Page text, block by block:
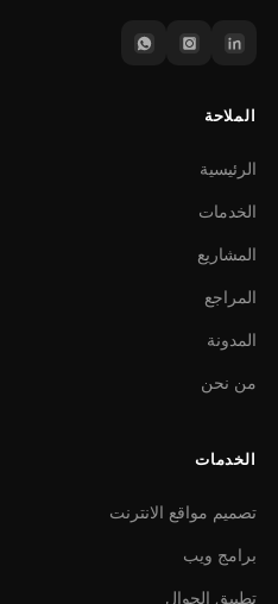
الملاحة
الرئيسية
الخدمات
المشاريع
المراجع
المدونة
من نحن
الخدمات
تصميم مواقع الانترنت
برامج ويب
تطبيق الجوال